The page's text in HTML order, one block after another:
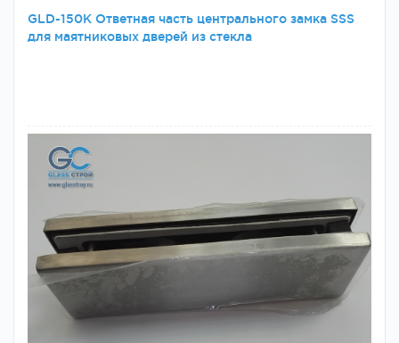
GLD-150K Ответная часть центрального замка SSS
для маятниковых дверей из стекла